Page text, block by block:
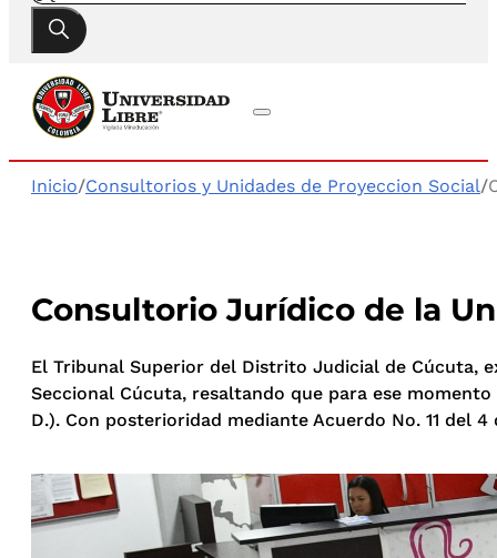
Inicio/Consultorios y Unidades de Proyeccion Social/
Consultorio Jurídico de la
El Tribunal Superior del Distrito Judicial de Cúcuta,
Seccional Cúcuta, resaltando que para ese
D.). Con posterioridad mediante Acuerdo No. 11